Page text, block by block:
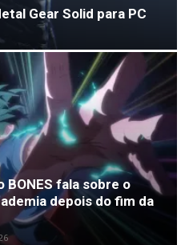
Gear Solid para PC
fala sobre o
depois do fim da